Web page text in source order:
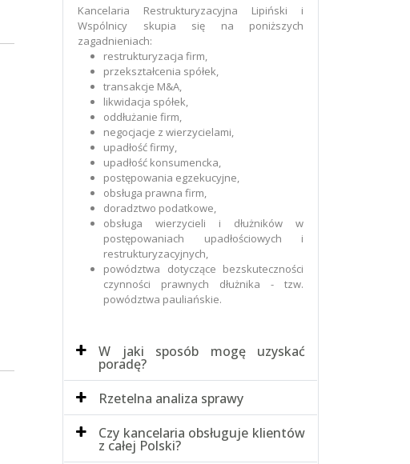
Kancelaria Restrukturyzacyjna Lipiński i
Wspólnicy skupia się na poniższych
zagadnieniach:
restrukturyzacja firm,
przekształcenia spółek,
transakcje M&A,
likwidacja spółek,
oddłużanie firm,
negocjacje z wierzycielami,
upadłość firmy,
upadłość konsumencka,
postępowania egzekucyjne,
obsługa prawna firm,
doradztwo podatkowe,
obsługa wierzycieli i dłużników w
postępowaniach upadłościowych i
restrukturyzacyjnych,
powództwa dotyczące bezskuteczności
czynności prawnych dłużnika - tzw.
powództwa pauliańskie.
W jaki sposób mogę uzyskać
poradę?
Rzetelna analiza sprawy
Czy kancelaria obsługuje klientów
z całej Polski?